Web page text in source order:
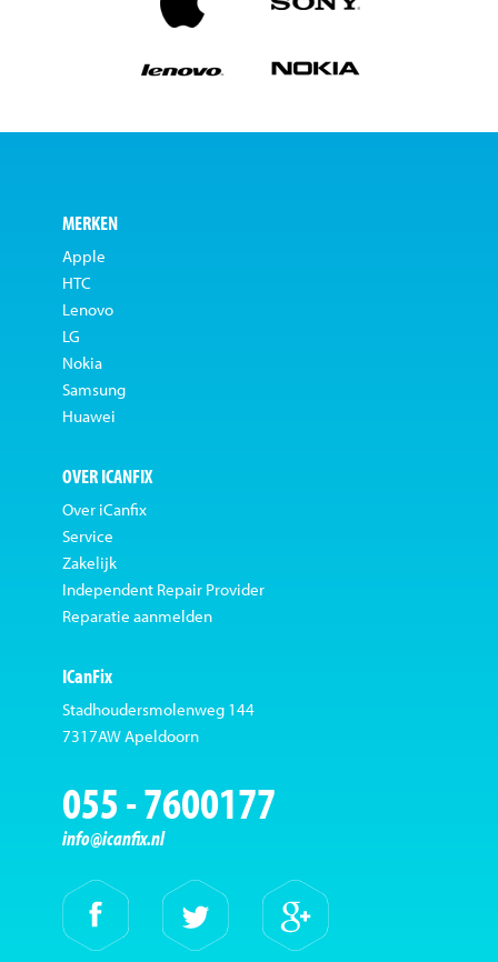
MERKEN
Apple
HTC
Lenovo
LG
Nokia
Samsung
Huawei
OVER ICANFIX
Over iCanfix
Service
Zakelijk
Independent Repair Provider
Reparatie aanmelden
ICanFix
Stadhoudersmolenweg 144
7317AW Apeldoorn
055 - 7600177
info@icanfix.nl